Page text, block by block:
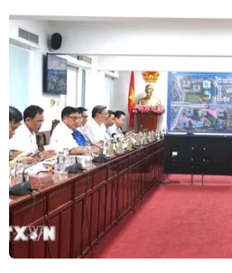
Ukraine trong khi vẫn đảm
thị trường dầu toàn cầu,
Nhóm các nước công
đầu thế giới (G7), Liên minh
Australia đã đặt ra mức giá
đối với dầu thô của Nga
ngoái.
Trong một báo cáo do Bộ
bố, nước này và các đồng
quy định xung quanh việc